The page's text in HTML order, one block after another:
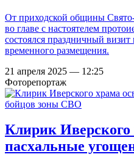
От приходской общины
во главе с настоятелем
состоялся праздничный
временного размещения.
21 апреля 2025 — 12:25
Фоторепортаж
Клирик Иверского
пасхальные